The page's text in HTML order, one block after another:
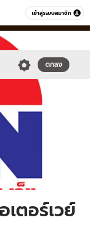
เข้าสู่ระบบสมาชิก
หมวดอื่นๆ
ตกลง
ตอร์เวย์